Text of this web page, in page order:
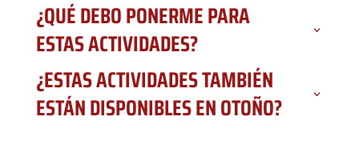
¿QUÉ DEBO PONERME PARA
ESTAS ACTIVIDADES?
¿ESTAS ACTIVIDADES TAMBIÉN
ESTÁN DISPONIBLES EN OTOÑO?